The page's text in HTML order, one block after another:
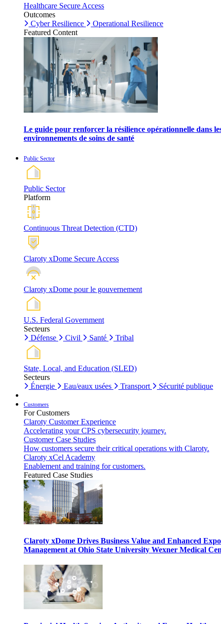
Healthcare Secure Access
Outcomes
Cyber Resilience
Operational Resilience
Featured Content
Le guide pour renforcer la résilience opérationnelle dans
environnements de soins de santé
Public Sector
Public Sector
Platform
Continuous Threat Detection (CTD)
Claroty xDome Secure Access
Claroty xDome pour le gouvernement
U.S. Federal Government
Secteurs
Défense
Civil Santé Tribal
State, Local, and Education (SLED)
Secteurs
Énergie
Eau/eaux usées Transport Sécurité publique
Customers
For Customers
Claroty Customer Experience
Accelerating your CPS cybersecurity journey.
Customer Case Studies
How customers secure their critical operations with Claroty.
Claroty xCel Academy
Enablement and training for customers.
Featured Case Studies
Claroty xDome Drives Business Value and Enhanced
Management at Ohio State University Wexner Medical